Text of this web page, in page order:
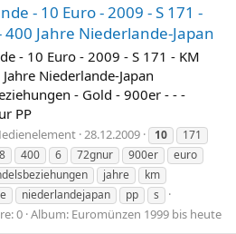
- 10 Euro - 2009 - S 171 -
400 Jahre Niederlande-Japan
- 10 Euro - 2009 - S 171 - KM
Niederlande-Japan
- Gold - 900er - - -
PP
28.12.2009 10
171
400 6 72gnur 900er
euro
jahre
km
niederlandejapan pp s
0 Album: Euromünzen 1999 bis heute